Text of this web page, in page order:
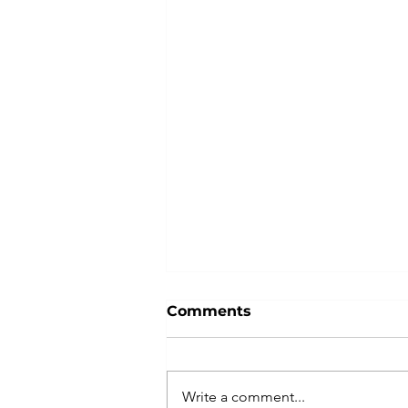
Comments
Write a comment...